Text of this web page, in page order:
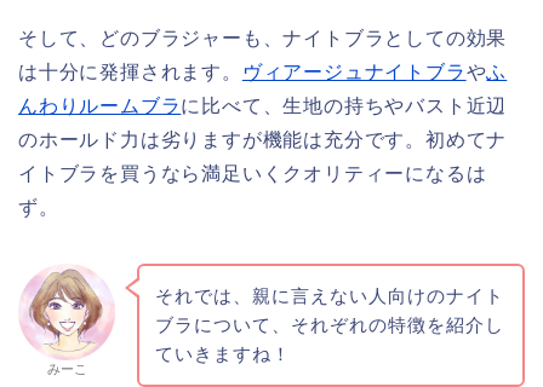
そして、どのブラジャーも、ナイトブラとしての効果
は十分に発揮されます。
ヴィアージュナイトブラやふ
んわりルームブラに比べて、生地の持ちやバスト近辺
のホールド力は劣りますが機能は充分です。初めてナ
イトブラを買うなら満足いくクオリティーになるは
ず。
みーこ
それでは、親に言えない人向けのナイト
ブラについて、それぞれの特徴を紹介し
ていきますね！